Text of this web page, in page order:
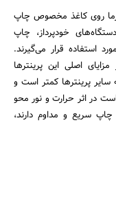
گرما روی کاغذ مخصوص چاپ
خودپرداز، چاپ
استفاده قرار می‌گیرند.
اصلی این پرینترها
پرینترها کمتر است و
در اثر حرارت و نور محو
سریع و مداوم دارند،